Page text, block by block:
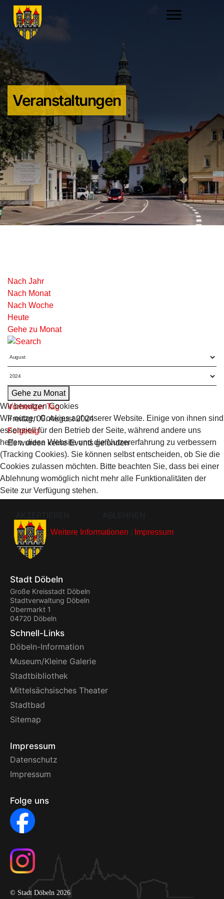
Veranstaltungen
Nach Jahr
Nach Monat
Nach Woche
Heute
Gehe zu Monat
Gehe zu Monat
Vorheriger Tag
Freitag, 09. August 2024
Folgetag
Es wurden keine Events gefunden
Stadt Döbeln
Große Kreisstadt Döbeln
Stadtverwaltung Döbeln
Obermarkt 1
04720 Döbeln
Schnell-Links
Döbeln-Information
Museum/Kleine Galerie
Stadtbibliothek
Mittelsächsisches Theater
Stadtbad
Sitemap
Impressum
Datenschutz
Impressum
Folge uns
© Stadt Döbeln 2026
Wir benutzen Cookies
Wir nutzen Cookies auf unserer Website. Einige von ihnen sind
essenziell für den Betrieb der Seite, während andere uns
helfen, diese Website und die Nutzererfahrung zu verbessern
(Tracking Cookies). Sie können selbst entscheiden, ob Sie die
Cookies zulassen möchten. Bitte beachten Sie, dass bei einer
Ablehnung womöglich nicht mehr alle Funktionalitäten der
Seite zur Verfügung stehen.
Weitere Informationen Impressum